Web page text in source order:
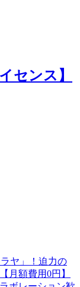
センス】
ヤ」！迫力の
月額費用0円】